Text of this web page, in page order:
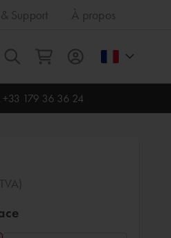
Support À propos
Tout
+33 179 36 36 24